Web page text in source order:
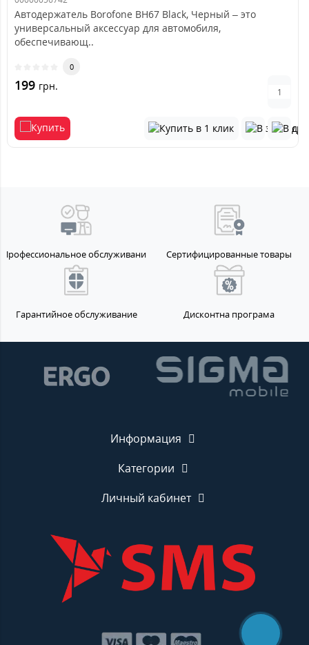
Автодержатель Borofone BH67 Black, Черный – это
универсальный аксессуар для автомобиля,
обеспечивающ..
0
199 грн.
Профессиональное обслуживание Сертифицированные товары
Гарантийное обслуживание Дисконтна програма
Информация
Категории
Личный кабинет